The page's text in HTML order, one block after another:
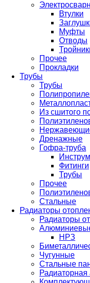
Втулки
Муфты
Отводы
Прочее
Прокладки
Трубы
Трубы
Из сшитого
Дренажные
Гофра-труба
Фитинги
Трубы
Прочее
Стальные
Радиаторы
Радиаторы
НРЗ
Чугунные
Стальные
Радиаторная